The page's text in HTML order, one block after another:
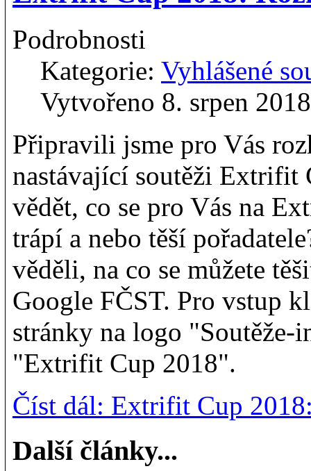
Podrobnosti
Kategorie: Vyhlášené
Vytvořeno 8. srpen 2018
Připravili jsme pro Vás
nastávající soutěži Extrifit
vědět, co se pro Vás na
trápí a nebo těší
věděli, na co se můžete
Google FČST. Pro vstup
stránky na logo "Soutěže-
"Extrifit Cup 2018".
Číst dál: Extrifit Cup
Další články...